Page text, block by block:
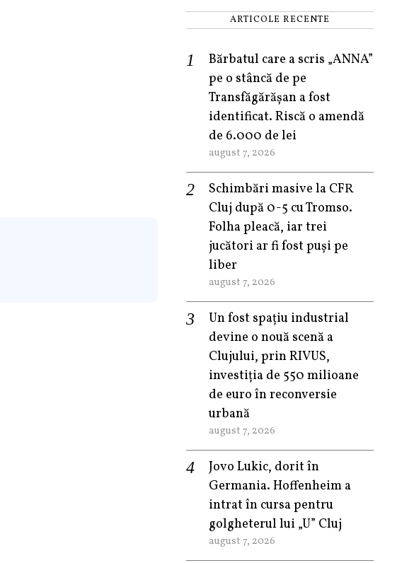
ARTICOLE RECENTE
Bărbatul care a scris „ANNA”
pe o stâncă de pe
Transfăgărășan a fost
identificat. Riscă o amendă
de 6.000 de lei
august 7, 2026
Schimbări masive la CFR
Cluj după 0-5 cu Tromso.
Folha pleacă, iar trei
jucători ar fi fost puși pe
liber
august 7, 2026
Un fost spațiu industrial
devine o nouă scenă a
Clujului, prin RIVUS,
investiția de 550 milioane
de euro în reconversie
urbană
august 7, 2026
Jovo Lukic, dorit în
Germania. Hoffenheim a
intrat în cursa pentru
golgheterul lui „U” Cluj
august 7, 2026